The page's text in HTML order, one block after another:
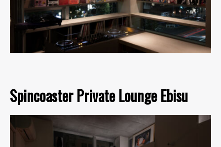
Spincoaster Private Lounge Ebisu